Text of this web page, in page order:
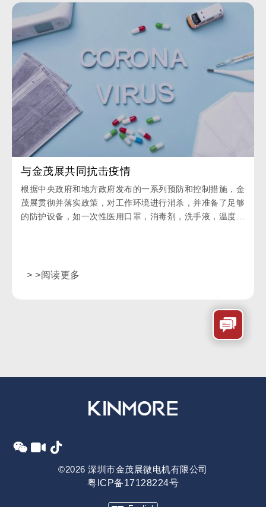
与金茂展共同抗击疫情
根据中央政府和地方政府发布的一系列预防和控制措施，金
茂展贯彻并落实政策，对工作环境进行消杀，并准备了足够
的防护设备，如一次性医用口罩，消毒剂，洗手液，温度枪
> >阅读更多
©2026 深圳市金茂展微电机有限公司
粤ICP备17128224号